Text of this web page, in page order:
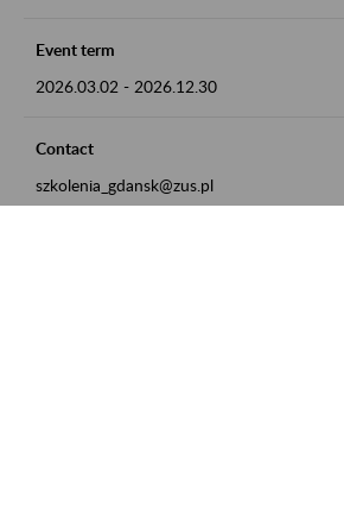
Event term
2026.03.02 - 2026.12.30
Contact
szkolenia_gdansk@zus.pl